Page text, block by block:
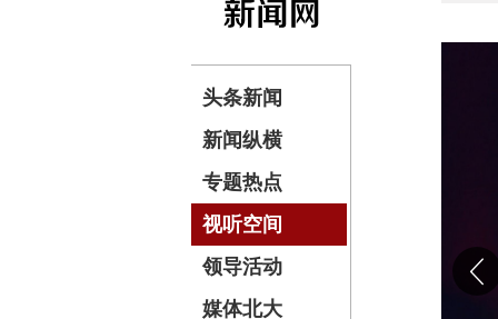
头条新闻
新闻纵横
专题热点
视听空间
领导活动
媒体北大